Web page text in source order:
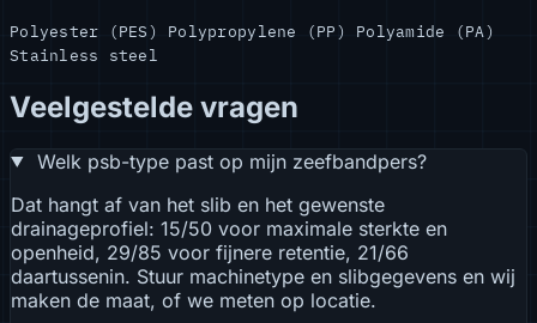
Polyester (PES) Polypropylene (PP) Polyamide (PA)
Stainless steel
Veelgestelde vragen
Welk psb-type past op mijn zeefbandpers?
Dat hangt af van het slib en het gewenste
drainageprofiel: 15/50 voor maximale sterkte en
openheid, 29/85 voor fijnere retentie, 21/66
daartussenin. Stuur machinetype en slibgegevens en wij
maken de maat, of we meten op locatie.